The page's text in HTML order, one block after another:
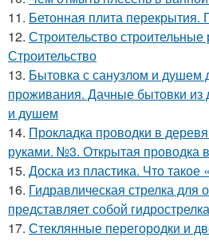
11. Бетонная плита перекрытия.
12. Строительство строительные
Строительство
13. Бытовка с санузлом и душем
проживания. Дачные бытовки из
и душем
14. Прокладка проводки в
руками. №3. Открытая проводка
15. Доска из пластика. Что такое
16. Гидравлическая стрелка для
представляет собой гидрострелка
17. Стеклянные перегородки и